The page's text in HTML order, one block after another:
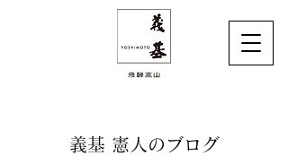
義基 憲人のブログ